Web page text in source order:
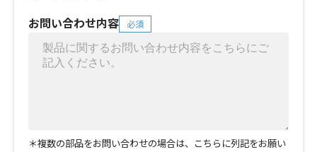
お問い合わせ内容
必須
＊複数の部品をお問い合わせの場合は、こちらに列記をお願い